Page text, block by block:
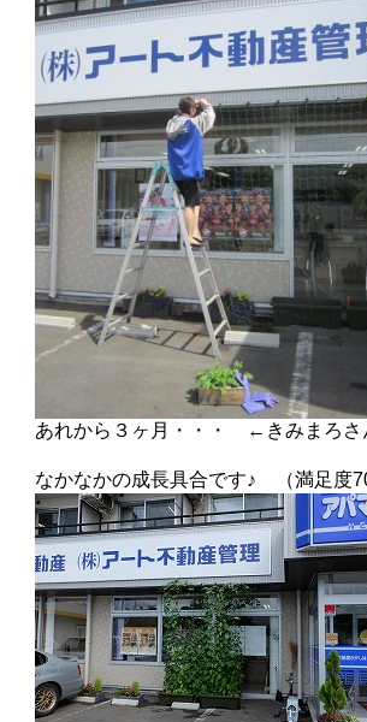
あれから３ヶ月・・・ ←きみまろさ
なかなかの成長具合です♪ （満足度